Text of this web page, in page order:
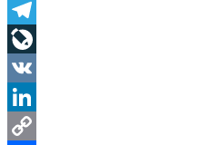
Twitter
Telegram
LiveJournal
VK
LinkedIn